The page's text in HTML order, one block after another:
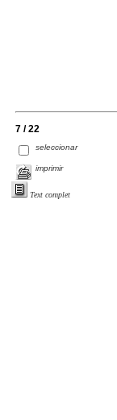
7 / 22
seleccionar
imprimir
Text complet